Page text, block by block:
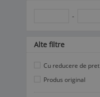
-
Alte filtre
Cu reducere de pret
Produs original